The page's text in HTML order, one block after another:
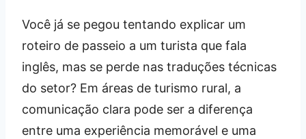
Você já se pegou tentando explicar um
roteiro de passeio a um turista que fala
inglês, mas se perde nas traduções técnicas
do setor? Em áreas de turismo rural, a
comunicação clara pode ser a diferença
entre uma experiência memorável e uma